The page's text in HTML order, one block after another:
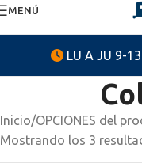
MENÚ
LU A JU 9-
Inicio/OPCIONES del
Mostrando los 3